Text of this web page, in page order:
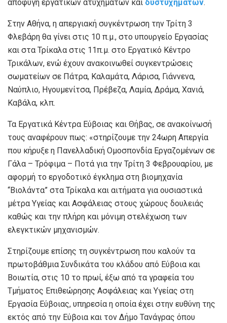
αποφυγή εργατικών ατυχημάτων και δυστυχημάτων.
Στην Αθήνα, η απεργιακή συγκέντρωση την Τρίτη 3
Φλεβάρη θα γίνει στις 10 π.μ., στο υπουργείο Εργασίας
και στα Τρίκαλα στις 11π.μ. στο Εργατικό Κέντρο
Τρικάλων, ενώ έχουν ανακοινωθεί συγκεντρώσεις
σωματείων σε Πάτρα, Καλαμάτα, Λάρισα, Γιάννενα,
Ναύπλιο, Ηγουμενίτσα, Πρέβεζα, Λαμία, Δράμα, Χανιά,
Καβάλα, κλπ.
Τα Εργατικά Κέντρα Εύβοιας και Θήβας, σε ανακοίνωσή
τους αναφέρουν πως: «στηρίζουμε την 24ωρη Απεργία
που κήρυξε η Πανελλαδική Ομοσπονδία Εργαζομένων σε
Γάλα – Τρόφιμα – Ποτά για την Τρίτη 3 Φεβρουαρίου, με
αφορμή το εργοδοτικό έγκλημα στη βιομηχανία
“Βιολάντα” στα Τρίκαλα και αιτήματα για ουσιαστικά
μέτρα Υγείας και Ασφάλειας στους χώρους δουλειάς
καθώς και την πλήρη και μόνιμη στελέχωση των
ελεγκτικών μηχανισμών.
Στηρίζουμε επίσης τη συγκέντρωση που καλούν τα
πρωτοβάθμια Συνδικάτα του κλάδου από Εύβοια και
Βοιωτία, στις 10 το πρωί, έξω από τα γραφεία του
Τμήματος Επιθεώρησης Ασφάλειας και Υγείας στη
Εργασία Εύβοιας, υπηρεσία η οποία έχει στην ευθύνη της
εκτός από την Εύβοια και τον Δήμο Τανάγρας όπου